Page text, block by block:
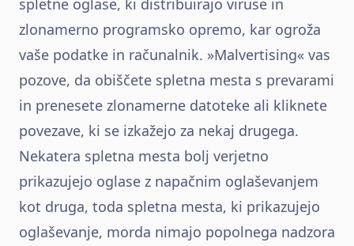
zlonamerno programsko opremo, kar ogroža
vaše podatke in računalnik. »Malvertising« vas
pozove, da obiščete spletna mesta s prevarami
in prenesete zlonamerne datoteke ali kliknete
povezave, ki se izkažejo za nekaj drugega.
Nekatera spletna mesta bolj verjetno
prikazujejo oglase z napačnim oglaševanjem
kot druga, toda spletna mesta, ki prikazujejo
oglaševanje, morda nimajo popolnega nadzora